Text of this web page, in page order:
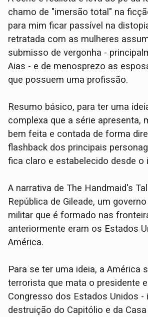
chamo de "imersão total" na
para mim ficar passível na
retratada com as mulheres
submisso de vergonha -
Aias - e de menosprezo as
que possuem uma profissão.
Resumo básico, para ter uma
complexa que a série apresenta,
bem feita e contada de forma
flashback dos principais
fica claro e estabelecido desde o
A narrativa de The Handmaid's
República de Gileade, um
militar que é formado nas
anteriormente eram os Estados
América.
Para se ter uma ideia, a América
terrorista que mata o presidente
Congresso dos Estados Unidos -
destruição do Capitólio e da